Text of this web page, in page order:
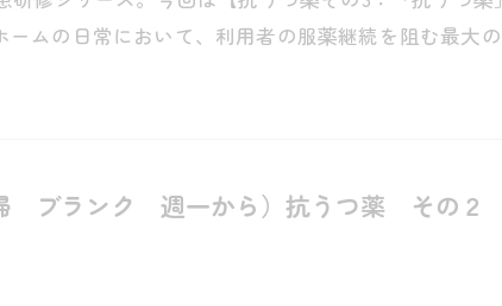
ームの日常において、利用者の服薬継続を阻む最大
ブランク 週一から）抗うつ薬 その２